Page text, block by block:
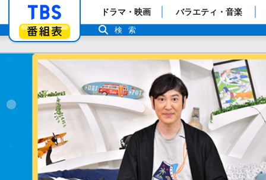
「TBSテレビ」トップページ
番組表
ドラマ・映画 バラエティ・音楽
検索